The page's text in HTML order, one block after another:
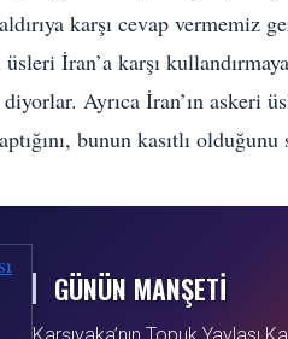
karşı cevap
İran’a karşı
Ayrıca İran’ın askeri
bunun kasıtlı
GÜNÜN MANŞETI